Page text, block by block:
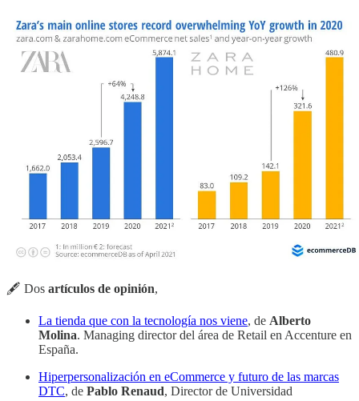
🖋 Dos artículos de opinión,
La tienda que con la tecnología nos viene, de Alberto
Molina. Managing director del área de Retail en Accenture en
España.
Hiperpersonalización en eCommerce y futuro de las marcas
DTC, de Pablo Renaud, Director de Universidad